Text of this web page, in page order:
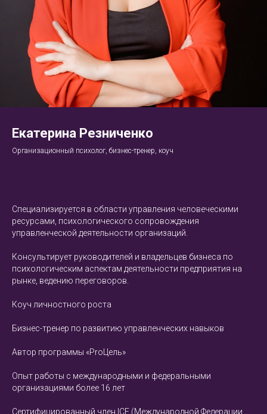
Екатерина Резниченко
Организационный психолог, бизнес-тренер, коуч
Специализируется в области управления человеческими
ресурсами, психологического сопровождения
управленческой деятельности организаций.
Консультирует руководителей и владельцев бизнеса по
психологическим аспектам деятельности предприятия на
рынке, ведению переговоров.
Коуч личностного роста
Бизнес-тренер по развитию управленческих навыков
Автор программы «ProЦель»
Опыт работы с международными и федеральными
организациями более 16 лет
Сертифицированный член ICF (Международной Федерации